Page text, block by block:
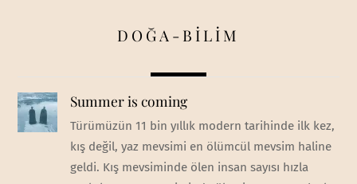
DOĞA-BİLİM
Summer is coming
Türümüzün 11 bin yıllık modern tarihinde ilk kez,
kış değil, yaz mevsimi en ölümcül mevsim haline
geldi. Kış mevsiminde ölen insan sayısı hızla